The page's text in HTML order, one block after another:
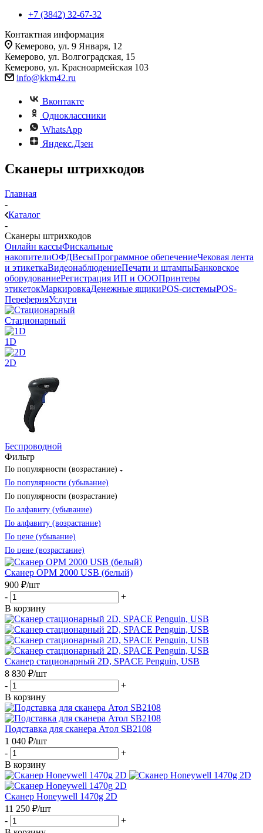
+7 (3842) 32-67-32
Контактная информация
Кемерово, ул. 9 Января, 12
Кемерово, ул. Волгоградская, 15
Кемерово, ул. Красноармейская 103
info@kkm42.ru
Вконтакте
Одноклассники
WhatsApp
Яндекс.Дзен
Сканеры штрихкодов
Главная
-
Каталог
-
Сканеры штрихкодов
Онлайн кассыФискальные
накопителиОФДВесыПрограммное обепечениеЧековая лента
и этикеткаВидеонаблюдениеПечати и штампыБанковское
оборудованиеРегистрация ИП и ОООПринтеры
этикетокМаркировкаДенежные ящикиPOS-системыPOS-
ПереферияУслуги
Стационарный
1D
2D
Беспроводной
Фильтр
По популярности (возрастание)
По популярности (убывание)
По популярности (возрастание)
По алфавиту (убывание)
По алфавиту (возрастание)
По цене (убывание)
По цене (возрастание)
Сканер OPМ 2000 USB (белый)
900 ₽/шт
-
+
В корзину
Сканер стационарный 2D, SPACE Penguin, USB
8 830 ₽/шт
-
+
В корзину
Подставка для сканера Атол SB2108
1 040 ₽/шт
-
+
В корзину
Сканер Honeywell 1470g 2D
11 250 ₽/шт
-
+